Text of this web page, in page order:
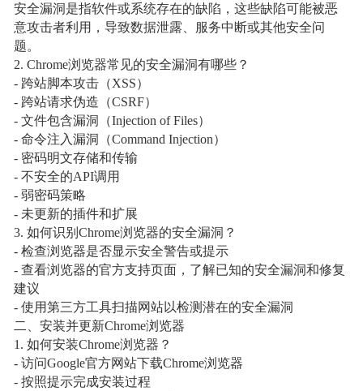
安全漏洞是指软件或系统存在的缺陷，这些缺陷可能被恶
意攻击者利用，导致数据泄露、服务中断或其他安全问
题。
2. Chrome浏览器常见的安全漏洞有哪些？
- 跨站脚本攻击（XSS）
- 跨站请求伪造（CSRF）
- 文件包含漏洞（Injection of Files）
- 命令注入漏洞（Command Injection）
- 密码明文存储和传输
- 不安全的API调用
- 弱密码策略
- 未更新的插件和扩展
3. 如何识别Chrome浏览器的安全漏洞？
- 检查浏览器是否显示安全警告或提示
- 查看浏览器的官方支持页面，了解已知的安全漏洞和修复
建议
- 使用第三方工具扫描网站以检测潜在的安全漏洞
二、安装并更新Chrome浏览器
1. 如何安装Chrome浏览器？
- 访问Google官方网站下载Chrome浏览器
- 按照提示完成安装过程